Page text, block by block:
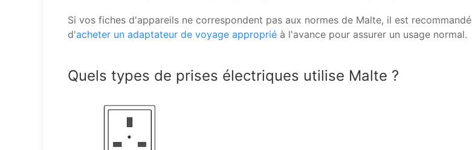
Si vos fiches d'appareils ne correspondent pas aux normes de Malte, il est recommandé
d'acheter un adaptateur de voyage approprié à l'avance pour assurer un usage normal.
Quels types de prises électriques utilise Malte ?